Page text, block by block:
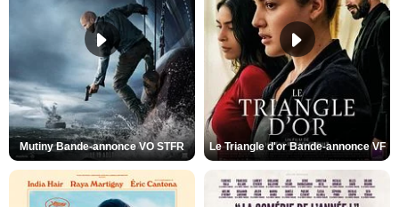
Mutiny Bande-annonce VO STFR Le Triangle d'or Bande-annonce VF